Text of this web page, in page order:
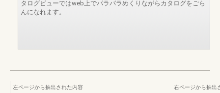
タログビューではweb上でパラパラめくりながらカタログをごら
んになれます。
左ページから抽出された内容
右ページから抽出